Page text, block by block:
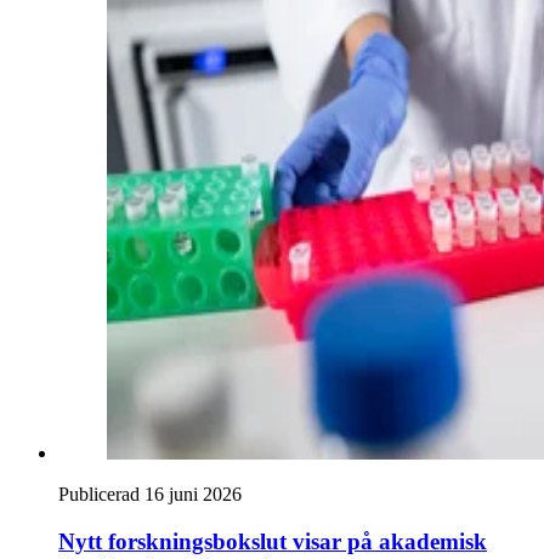
Publicerad 16 juni 2026
Nytt forskningsbokslut visar på akademisk